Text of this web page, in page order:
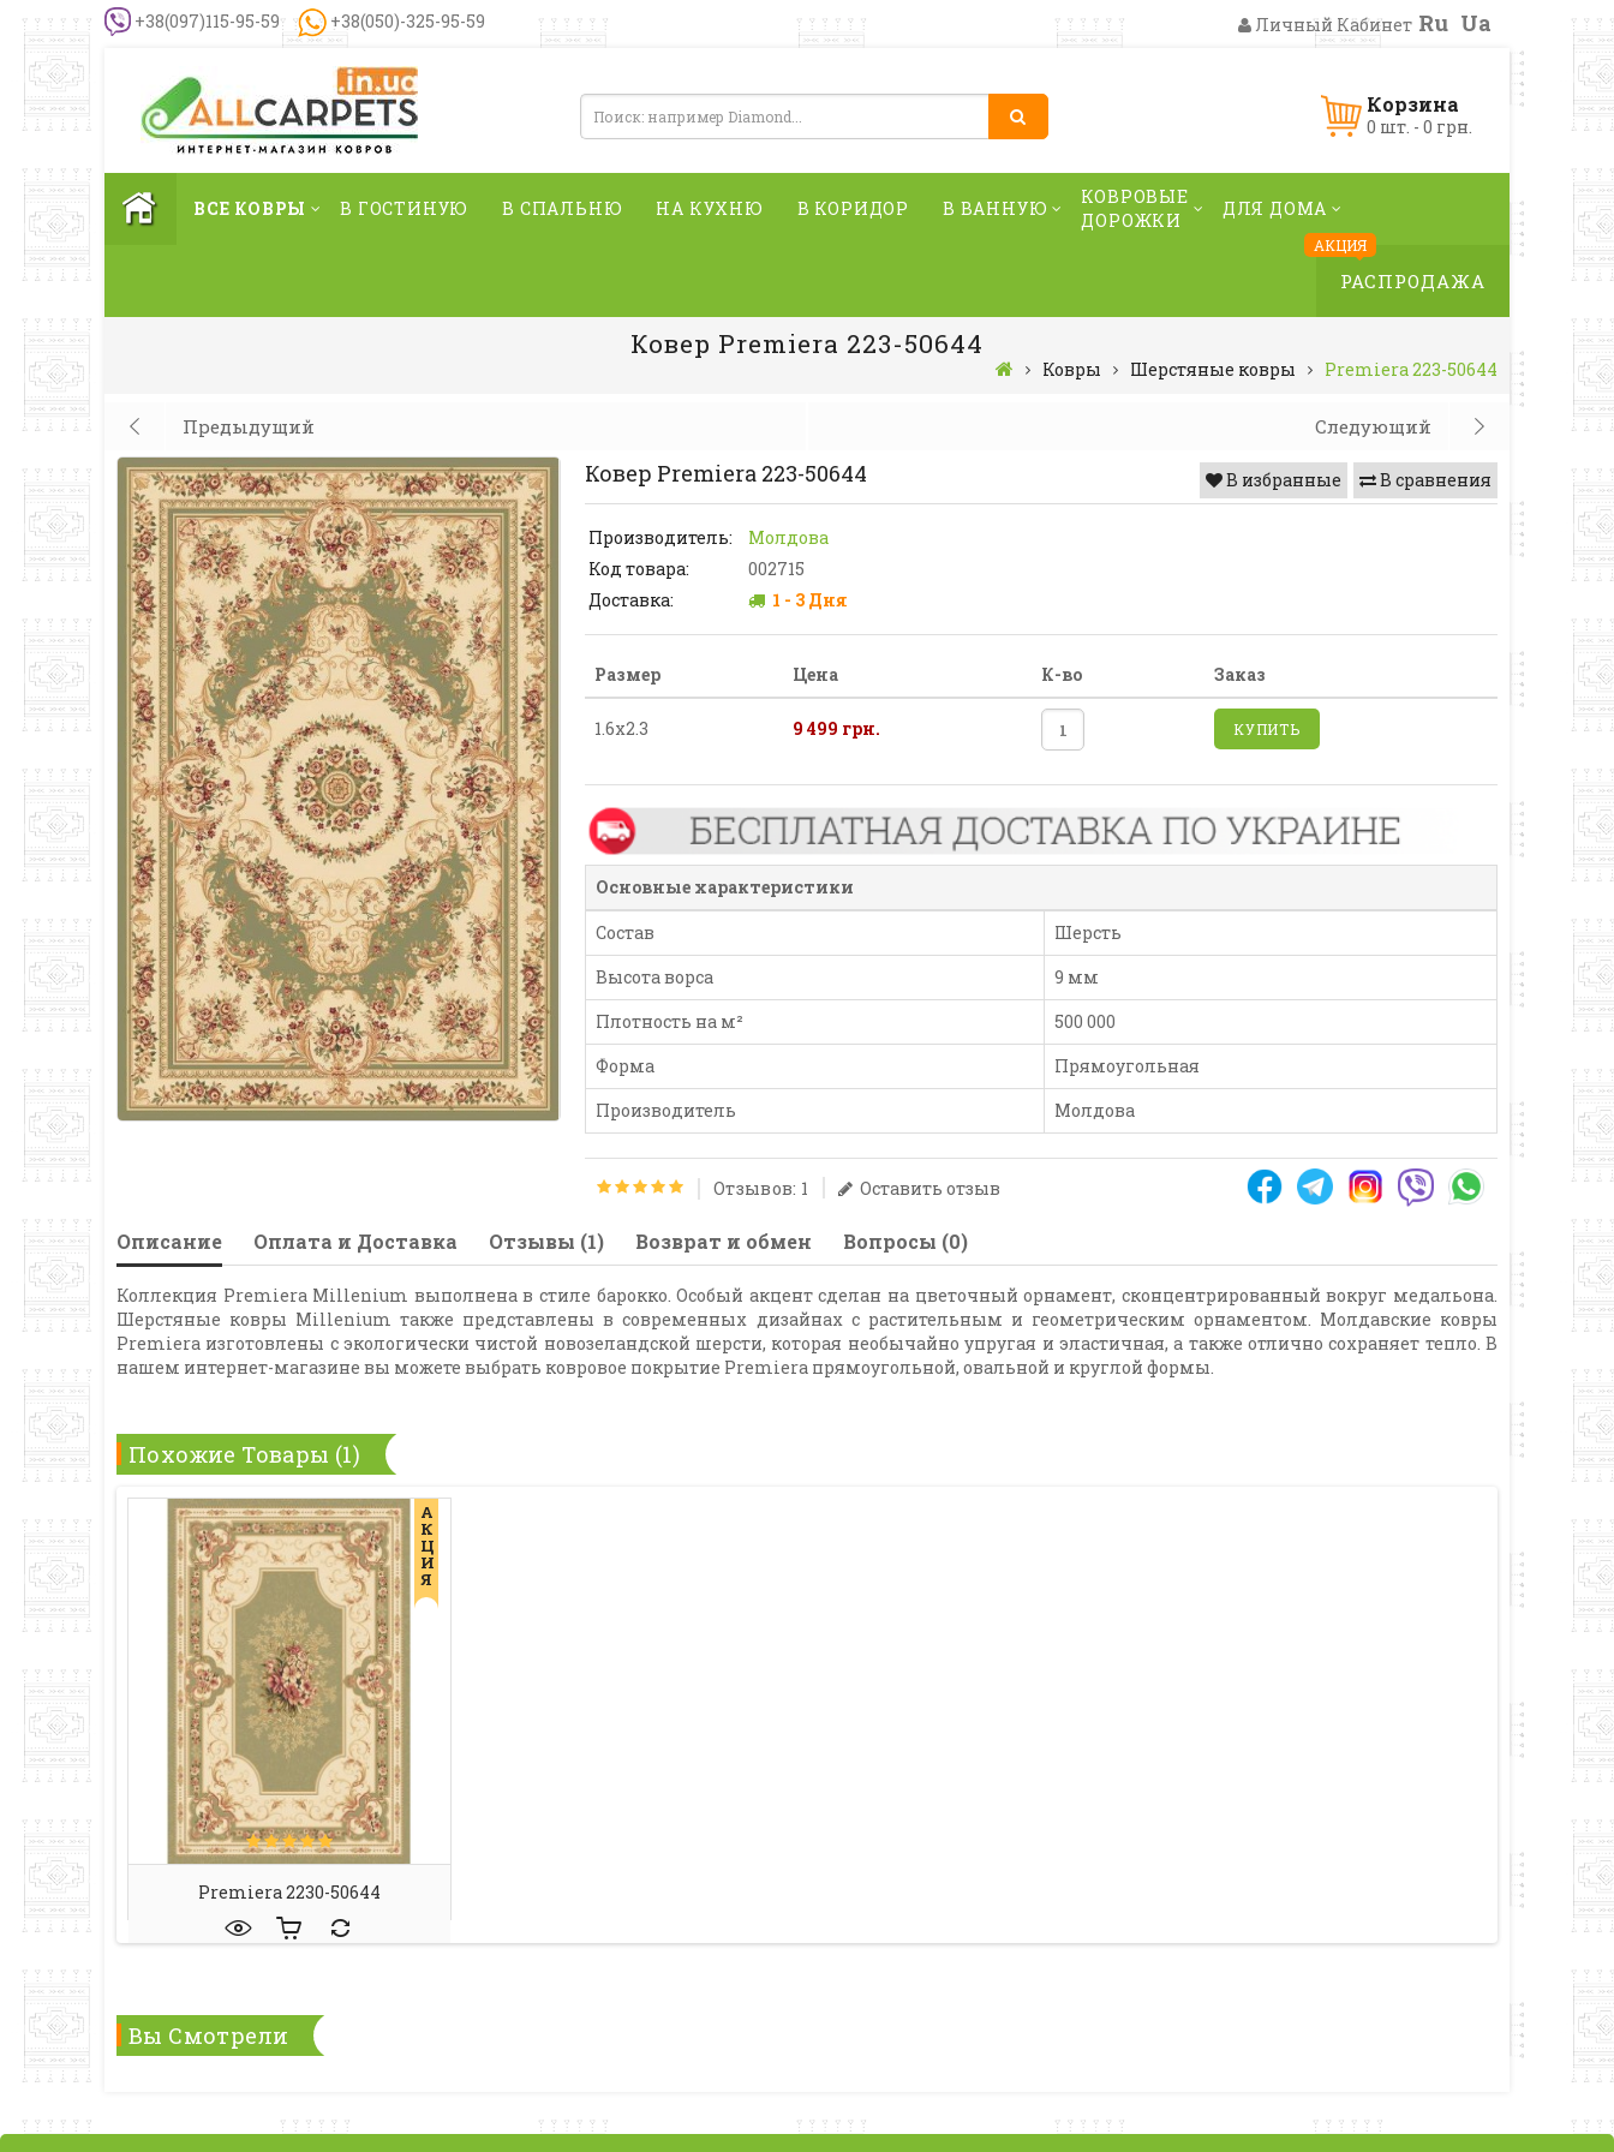
+38(097)115-95-59 +38(050)-325-95-59 Личный Кабинет Ru Ua
Корзина
0 шт. - 0 грн.
ВСЕ КОВРЫ В ГОСТИНУЮ В СПАЛЬНЮ НА КУХНЮ В КОРИДОР В ВАННУЮ
КОВРОВЫЕ
ДОРОЖКИ
ДЛЯ ДОМА
АКЦИЯ
РАСПРОДАЖА
Ковер Premiera 223-50644
Ковры Шерстяные ковры Premiera 223-50644
Предыдущий Следующий
В сравнения
В избранные
Ковер Premiera 223-50644
Производитель:
Молдова
Код товара:
002715
Доставка:
1 - 3 Дня
Размер Цена К-во Заказ
1.6х2.3 9 499 грн. КУПИТЬ
Основные характеристики
Состав
Шерсть
Высота ворса
9 мм
Плотность на м²
500 000
Форма
Прямоугольная
Производитель
Молдова
Отзывов: 1 Оставить отзыв
Описание Оплата и Доставка Отзывы (1) Возврат и обмен Вопросы (0)
Коллекция Premiera Millenium выполнена в стиле барокко. Особый акцент сделан на цветочный орнамент, сконцентрированный вокруг медальона.
Шерстяные ковры Millenium также представлены в современных дизайнах с растительным и геометрическим орнаментом. Молдавские ковры
Premiera изготовлены с экологически чистой новозеландской шерсти, которая необычайно упругая и эластичная, а также отлично сохраняет тепло. В
нашем интернет-магазине вы можете выбрать ковровое покрытие Premiera прямоугольной, овальной и круглой формы.
Похожие Товары (1)
А
К
Ц
И
Я
Premiera 2230-50644
Вы Смотрели